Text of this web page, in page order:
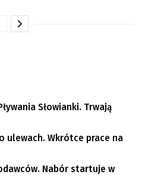
Słowianki. Trwają
ulewach. Wkrótce prace na
Nabór startuje w